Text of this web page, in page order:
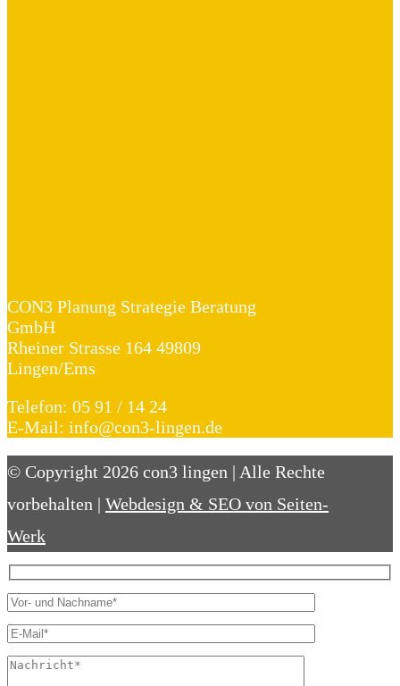
CON3 Planung Strategie Beratung
GmbH
Rheiner Strasse 164 49809
Lingen/Ems
Telefon: 05 91 / 14 24
E-Mail: info@con3-lingen.de
© Copyright 2026 con3 lingen | Alle Rechte
vorbehalten | Webdesign & SEO von Seiten-
Werk